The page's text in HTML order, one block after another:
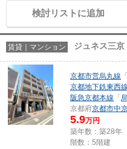
検討リストに追加
賃貸｜マンション ジュネス三京
京都市営烏丸線 「
京都地下鉄東西線
阪急京都本線 「
京都府京都市中
5.9万円
築年数：築28年
階数：5階建